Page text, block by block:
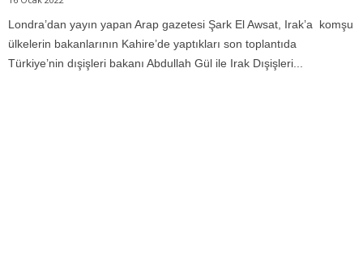
Londra’dan yayın yapan Arap gazetesi Şark El Awsat, Irak’a komşu
ülkelerin bakanlarının Kahire’de yaptıkları son toplantıda
Türkiye’nin dışişleri bakanı Abdullah Gül ile Irak Dışişleri...